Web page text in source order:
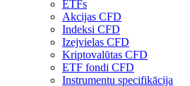
ETFs
Akcijas CFD
Indeksi CFD
Izejvielas CFD
Kriptovalūtas CFD
ETF fondi CFD
Instrumentu specifikācija